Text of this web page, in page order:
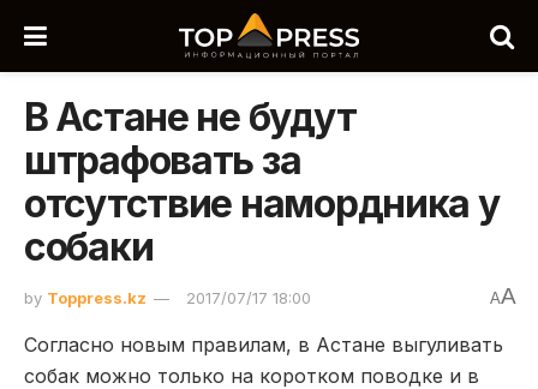
В Астане не будут
штрафовать за
отсутствие намордника у
собаки
by Toppress.kz 2017/07/17 18:00 AA
Согласно новым правилам, в Астане выгуливать
собак можно только на коротком поводке и в